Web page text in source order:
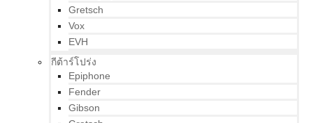
Gretsch
Vox
EVH
กีต้าร์โปร่ง
Epiphone
Fender
Gibson